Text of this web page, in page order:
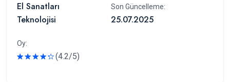
El Sanatları
Teknolojisi
Son Güncelleme:
25.07.2025
Oy:
(4.2/5)